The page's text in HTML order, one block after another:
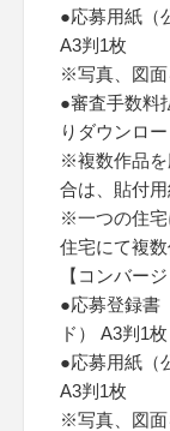
●応募用紙（
A3判1枚
※写真、図面
●審査手数料
りダウンロ
※複数作品を
合は、貼付
※一つの住宅
住宅にて複数
【コンバー
●応募登録書
ド） A3判1枚
●応募用紙（
A3判1枚
※写真、図面